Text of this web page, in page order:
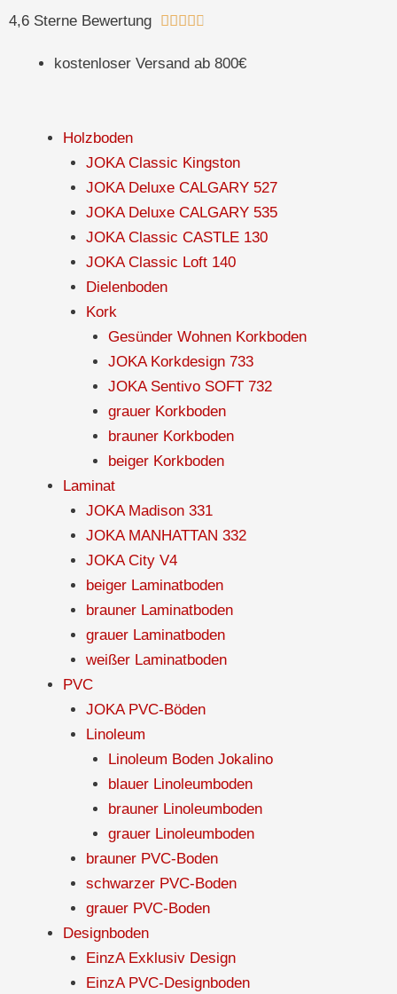
Zum
springen
4,6 Sterne Bewertung 
4.8
kostenloser Versand ab 800€
Holzboden
JOKA Classic Kingston
JOKA Deluxe CALGARY 527
JOKA Deluxe CALGARY 535
JOKA Classic CASTLE 130
JOKA Classic Loft 140
Dielenboden
Kork
Gesünder Wohnen Korkboden
JOKA Korkdesign 733
JOKA Sentivo SOFT 732
grauer Korkboden
brauner Korkboden
beiger Korkboden
Laminat
JOKA Madison 331
JOKA MANHATTAN 332
JOKA City V4
beiger Laminatboden
brauner Laminatboden
grauer Laminatboden
weißer Laminatboden
PVC
JOKA PVC-Böden
Linoleum
Linoleum Boden Jokalino
blauer Linoleumboden
brauner Linoleumboden
grauer Linoleumboden
brauner PVC-Boden
schwarzer PVC-Boden
grauer PVC-Boden
Designboden
EinzA Exklusiv Design
EinzA PVC-Designboden